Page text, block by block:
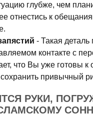
глубже, чем
отнестись к
- Такая деталь
контакте с
что Вы уже готовы
сохранить привычный
РУКИ,